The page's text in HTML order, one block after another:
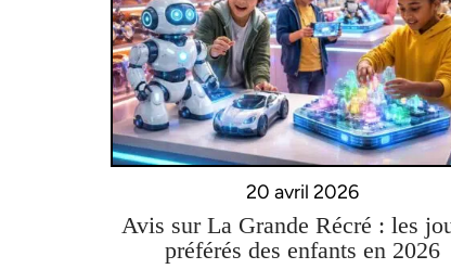
20 avril 2026
Avis sur La Grande Récré : les
préférés des enfants en 2026